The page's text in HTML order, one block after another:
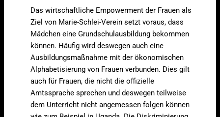
Das wirtschaftliche Empowerment der Frauen als
Ziel von Marie-Schlei-Verein setzt voraus, dass
Mädchen eine Grundschulausbildung bekommen
können. Häufig wird deswegen auch eine
Ausbildungsmaßnahme mit der ökonomischen
Alphabetisierung von Frauen verbunden. Dies gilt
auch für Frauen, die nicht die offizielle
Amtssprache sprechen und deswegen teilweise
dem Unterricht nicht angemessen folgen können